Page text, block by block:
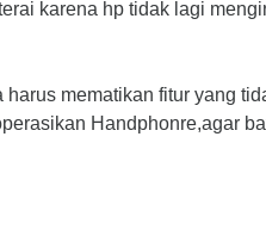
karena hp tidak lagi
mematikan fitur yang
Handphonre,agar